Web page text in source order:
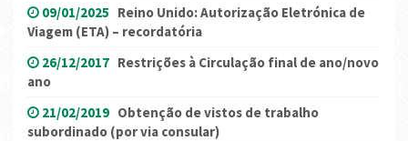
09/01/2025 Reino Unido: Autorização Eletrónica de
Viagem (ETA) – recordatória
26/12/2017 Restrições à Circulação final de ano/novo
ano
21/02/2019 Obtenção de vistos de trabalho
subordinado (por via consular)